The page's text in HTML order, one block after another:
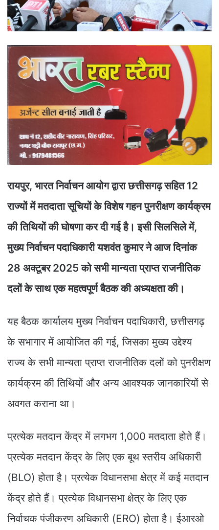
रायपुर, भारत निर्वाचन आयोग द्वारा छत्तीसगढ़ सहित 12
राज्यों में मतदाता सूचियों के विशेष गहन पुनरीक्षण कार्यक्रम
की तिथियों की घोषणा कर दी गई है। इसी सिलसिले में,
मुख्य निर्वाचन पदाधिकारी यशवंत कुमार ने आज दिनांक
28 अक्टूबर 2025 को सभी मान्यता प्राप्त राजनीतिक
दलों के साथ एक महत्वपूर्ण बैठक की अध्यक्षता की।
यह बैठक कार्यालय मुख्य निर्वाचन पदाधिकारी, छत्तीसगढ़
के सभागार में आयोजित की गई, जिसका मुख्य उद्देश्य
राज्य के सभी मान्यता प्राप्त राजनीतिक दलों को पुनरीक्षण
कार्यक्रम की तिथियों और अन्य आवश्यक जानकारियों से
अवगत कराना था।
प्रत्येक मतदान केंद्र में लगभग 1,000 मतदाता होते हैं।
प्रत्येक मतदान केंद्र के लिए एक बूथ स्तरीय अधिकारी
(BLO) होता है। प्रत्येक विधानसभा क्षेत्र में कई मतदान
केंद्र होते हैं। प्रत्येक विधानसभा क्षेत्र के लिए एक
निर्वाचक पंजीकरण अधिकारी (ERO) होता है। ईआरओ